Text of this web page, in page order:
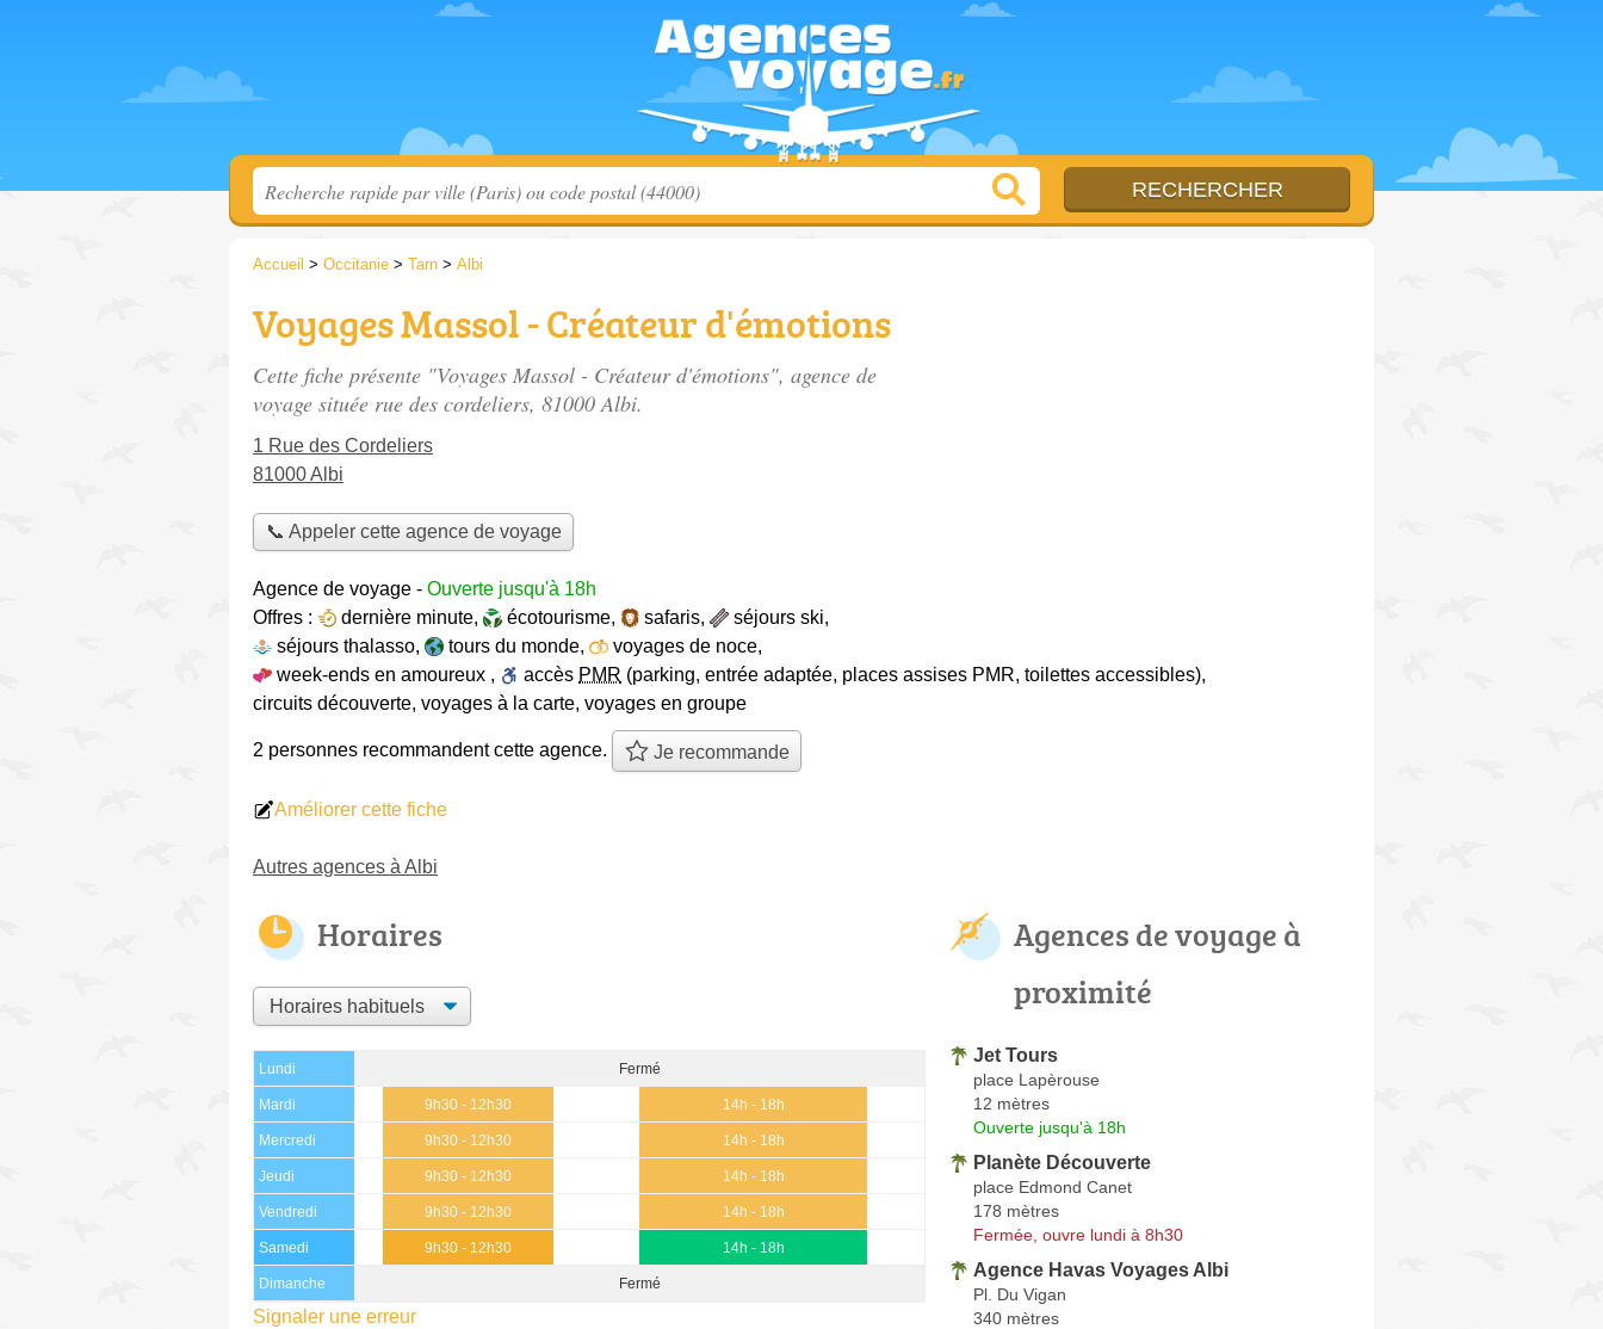
Accueil > Occitanie > Tarn > Albi
Voyages Massol - Créateur d'émotions
Cette fiche présente "Voyages Massol - Créateur d'émotions", agence de
voyage située rue des cordeliers, 81000 Albi.
1 Rue des Cordeliers
81000 Albi
📞 Appeler cette agence de voyage
Agence de voyage - Ouverte jusqu'à 18h
Offres :
dernière minute, écotourisme, safaris, séjours ski,
séjours thalasso, tours du monde, voyages de noce,
week-ends en amoureux , accès PMR (parking, entrée adaptée, places assises PMR, toilettes accessibles),
circuits découverte, voyages à la carte, voyages en groupe
2 personnes recommandentcette agence. Je recommande
Améliorer cette fiche
Autres agences à Albi
Horaires
Lundi Fermé
Mardi 9h30 - 12h30 14h - 18h
Mercredi 9h30 - 12h30 14h - 18h
Jeudi 9h30 - 12h30 14h - 18h
Vendredi 9h30 - 12h30 14h - 18h
Samedi 9h30 - 12h30 14h - 18h
Dimanche Fermé
Signaler une erreur
Agences de voyage à
proximité
Jet Tours
place Lapèrouse
12 mètres
Ouverte jusqu'à 18h
Planète Découverte
place Edmond Canet
178 mètres
Fermée, ouvre lundi à 8h30
Agence Havas Voyages Albi
Pl. Du Vigan
340 mètres